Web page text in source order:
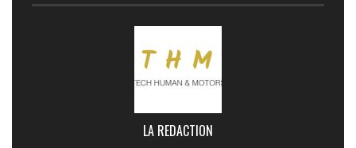
LA REDACTION